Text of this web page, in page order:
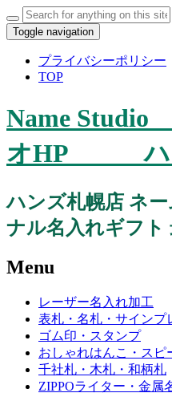
Toggle navigation
プライバシーポリシー
TOP
Name Studio
オHP ハ
ハンズ札幌店 ネ
ナル名入れギフト
Menu
レーザー名入れ加工
表札・名札・サインプ
ゴム印・スタンプ
おしゃれはんこ・スピ
千社札・木札・和柄札
ZIPPOライター・金属